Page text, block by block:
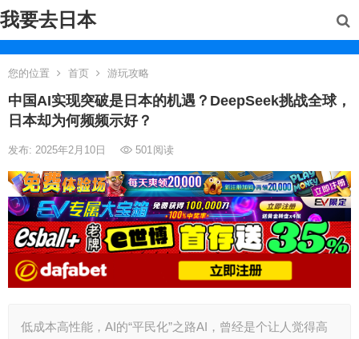
我要去日本
您的位置 首页 游玩攻略
中国AI实现突破是日本的机遇？DeepSeek挑战全球，
日本却为何频频示好？
发布: 2025年2月10日 501阅读
低成本高性能，AI的“平民化”之路AI，曾经是个让人觉得高